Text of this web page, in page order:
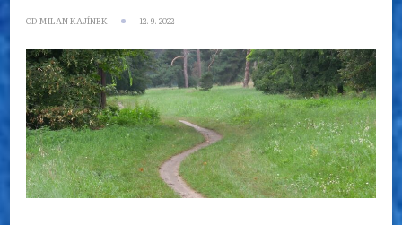
OD MILAN KAJÍNEK 12. 9. 2022